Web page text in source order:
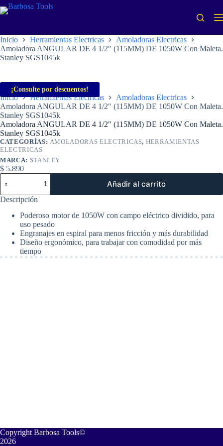
Saltar
al
Inicio Herramientas Electricas
Amoladoras Electricas
Amoladora ANGULAR DE 4 1/2″ (115MM) DE 1050W Con Maleta.
Stanley SGS1045k
¡Consulte por descuentos!
Inicio Herramientas Electricas
Amoladoras Electricas
Amoladora ANGULAR DE 4 1/2″ (115MM) DE 1050W Con Maleta.
Stanley SGS1045k
Amoladora ANGULAR DE 4 1/2″ (115MM) DE 1050W Con Maleta.
Stanley SGS1045k
CATEGORÍAS: AMOLADORAS ELECTRICAS, HERRAMIENTAS
ELECTRICAS
MARCA: STANLEY
$ 5.890
Amoladora
ANGULAR
DE
4
(115MM)
1050W
Con
Maleta.
Añadir al carrito
Descripción
Poderoso motor de 1050W con campo eléctrico dividido, para
uso pesado
Engranajes en espiral para menos fricción y más durabilidad
Diseño ergonómico, para trabajar con comodidad por más
tiempo
Copyright Barbosa Tools©
2026